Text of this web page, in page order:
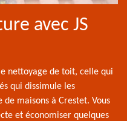
avec JS
nettoyage de toit, celle qui
qui dissimule les
maisons à Crestet. Vous
et économiser quelques